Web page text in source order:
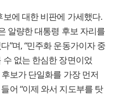
에 대한 비판에 가세했다.
알량한 대통령 후보 자리를
”며, “민주화 운동가이자 중
없는 한심한 장면이었
보가 단일화를 가장 먼저
어 “이제 와서 지도부를 탓